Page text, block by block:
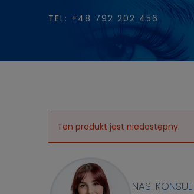
TEL: +48 792 202 456
Ten produkt jest niedostępny.
NASI